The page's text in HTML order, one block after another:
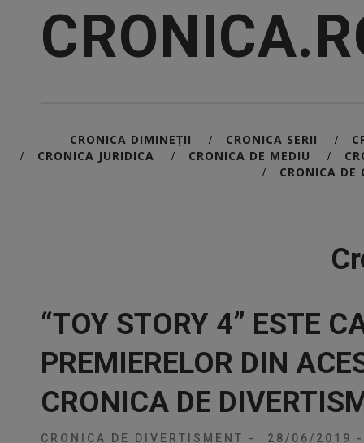
CRONICA DIMINEȚII / CRONICA SERII /
/ CRONICA JURIDICA / CRONICA DE MEDIU /
/ CRONICA DE
“TOY STORY 4” ESTE
PREMIERELOR DIN
CRONICA DE
CRONICA DE DIVERTISMENT - 28/06/2019 -